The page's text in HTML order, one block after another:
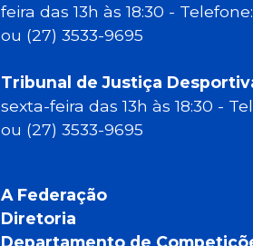
feira das 13h às 18:30 -
ou (27) 3533-9695
Tribunal de Justiça
sexta-feira das 13h às 18:30 -
ou (27) 3533-9695
A Federação
Diretoria
Departamento de